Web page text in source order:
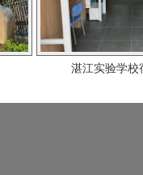
湛江实验学校宿舍公寓床